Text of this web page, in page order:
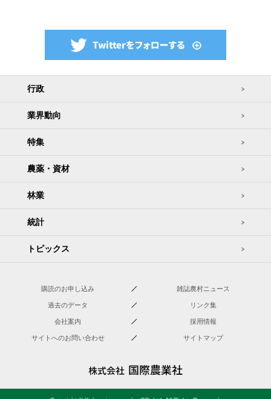
行政
業界動向
特集
農薬・資材
林業
統計
トピックス
購読のお申し込み 雑誌農村ニュース
過去のデータ リンク集
会社案内 採用情報
サイトへのお問い合わせ サイトマップ